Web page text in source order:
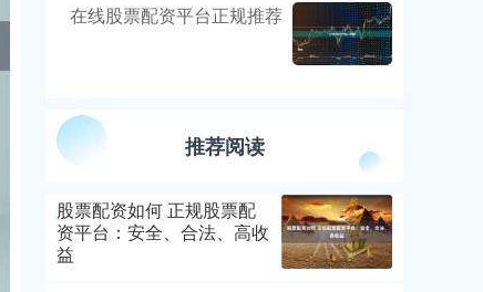
在线股票配资平台正规推荐
推荐阅读
股票配资如何 正规股票配
资平台：安全、合法、高收
益